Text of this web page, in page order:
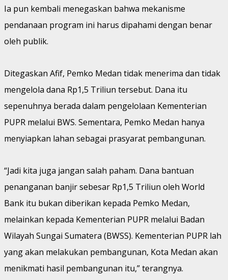
Ia pun kembali menegaskan bahwa mekanisme
pendanaan program ini harus dipahami dengan benar
oleh publik.
Ditegaskan Afif, Pemko Medan tidak menerima dan tidak
mengelola dana Rp1,5 Triliun tersebut. Dana itu
sepenuhnya berada dalam pengelolaan Kementerian
PUPR melalui BWS. Sementara, Pemko Medan hanya
menyiapkan lahan sebagai prasyarat pembangunan.
“Jadi kita juga jangan salah paham. Dana bantuan
penanganan banjir sebesar Rp1,5 Triliun oleh World
Bank itu bukan diberikan kepada Pemko Medan,
melainkan kepada Kementerian PUPR melalui Badan
Wilayah Sungai Sumatera (BWSS). Kementerian PUPR lah
yang akan melakukan pembangunan, Kota Medan akan
menikmati hasil pembangunan itu,” terangnya.